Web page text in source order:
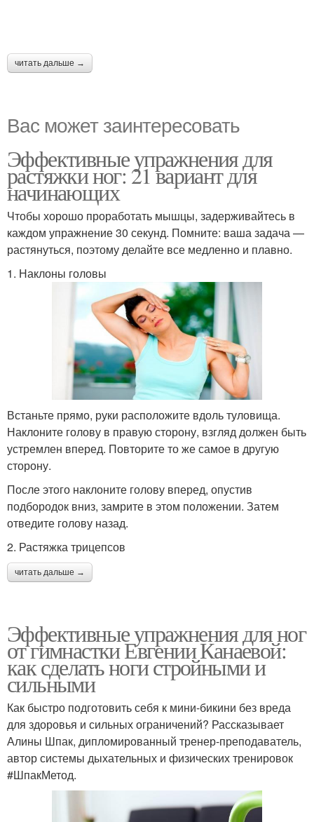
читать дальше →
Вас может заинтересовать
Эффективные упражнения для
растяжки ног: 21 вариант для
начинающих
Чтобы хорошо проработать мышцы, задерживайтесь в
каждом упражнение 30 секунд. Помните: ваша задача —
растянуться, поэтому делайте все медленно и плавно.
1. Наклоны головы
Встаньте прямо, руки расположите вдоль туловища.
Наклоните голову в правую сторону, взгляд должен быть
устремлен вперед. Повторите то же самое в другую
сторону.
После этого наклоните голову вперед, опустив
подбородок вниз, замрите в этом положении. Затем
отведите голову назад.
2. Растяжка трицепсов
читать дальше →
Эффективные упражнения для ног
от гимнастки Евгении Канаевой:
как сделать ноги стройными и
сильными
Как быстро подготовить себя к мини-бикини без вреда
для здоровья и сильных ограничений? Рассказывает
Алины Шпак, дипломированный тренер-преподаватель,
автор системы дыхательных и физических тренировок
#ШпакМетод.